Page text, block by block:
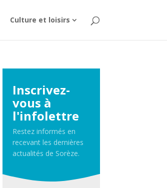
Culture et loisirs
Inscrivez-
vous à
l'infolettre
Restez informés en
recevant les dernières
actualités de Sorèze.